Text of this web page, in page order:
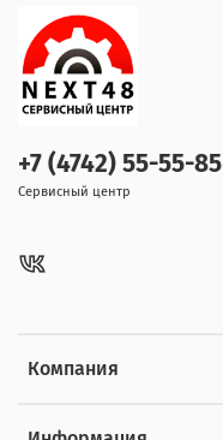
Компания
+7 (4742) 55-55-85
Сервисный центр